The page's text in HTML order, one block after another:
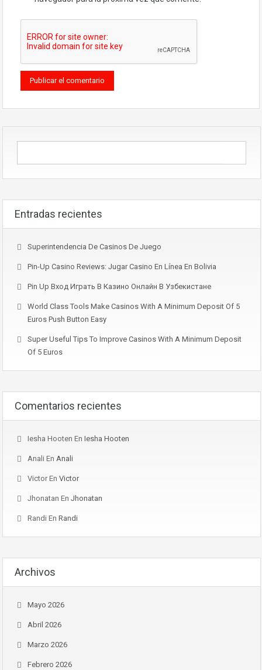
Entradas recientes
Superintendencia De Casinos De Juego
Pin-Up Casino Reviews: Jugar Casino En Línea En Bolivia
Pin Up Вход Играть В Казино Онлайн В Узбекистане
World Class Tools Make Casinos With A Minimum Deposit Of 5
Euros Push Button Easy
Super Useful Tips To Improve Casinos With A Minimum Deposit
Of 5 Euros
Comentarios recientes
Iesha Hooten En Iesha Hooten
Anali En Anali
VictorEn Victor
Jhonatan En Jhonatan
Randi En Randi
Archivos
Mayo 2026
Abril 2026
Marzo 2026
Febrero 2026